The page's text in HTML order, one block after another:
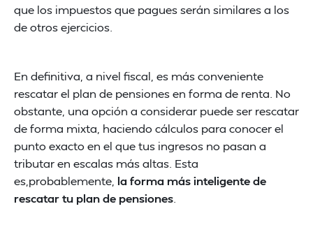
que los impuestos que pagues serán similares a los
de otros ejercicios.
En definitiva, a nivel fiscal, es más conveniente
rescatar el plan de pensiones en forma de renta. No
obstante, una opción a considerar puede ser rescatar
de forma mixta, haciendo cálculos para conocer el
punto exacto en el que tus ingresos no pasan a
tributar en escalas más altas. Esta
es,probablemente, la forma más inteligente de
rescatar tu plan de pensiones